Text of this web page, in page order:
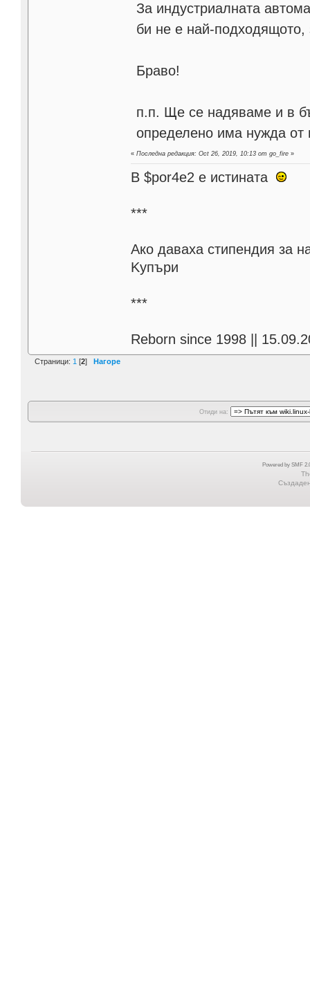
За индустриалната
би не е най-подходящото,
Браво!
п.п. Ще се надяваме и в
определено има нужда от
«Последна редакция: Oct 26, 2019, 10:13 от go_fire »
В $por4e2 e истината
***
Aко даваха стипендия за
Kупъри
***
Reborn since 1998 ||
Страници: 1 [2] Нагоре
Отиди на:
Powered by SMF